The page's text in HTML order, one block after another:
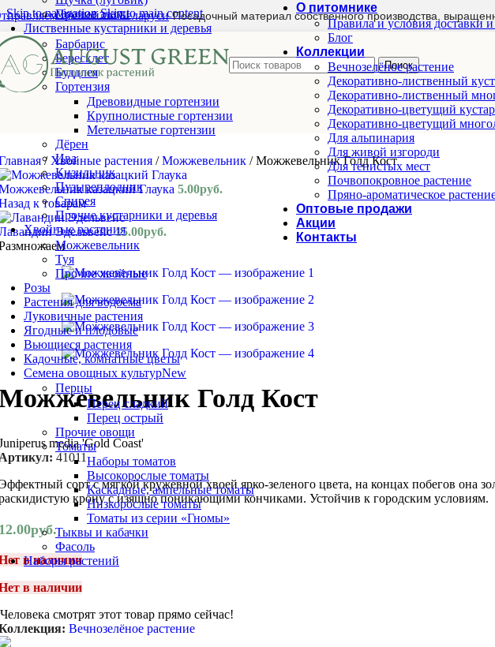
Skip to navigationSkip to main content
почтой по Беларуси Посадочный материал собственного производства,
Поиск
Прочие злаки
Лиственные кустарники и деревья
Барбарис
Бересклет
Буддлея
Гортензия
Древовидные гортензии
Крупнолистные гортензии
Метельчатые гортензии
Дёрен
Ива
Кизильник
Пузыреплодник
Спирея
Прочие кустарники и деревья
Хвойные растения
Можжевельник
Туя
Прочие хвойные
Розы
Растения для водоема
Луковичные растения
Ягодные и плодовые
Вьющиеся растения
Кадочные, комнатные цветы
Семена овощных культурNew
Перцы
Перец сладкий
Перец острый
Прочие овощи
Томаты
Наборы томатов
Высокорослые томаты
Каскадные, ампельные томаты
Низкорослые томаты
Томаты из серии «Гномы»
Тыквы и кабачки
Фасоль
Наборы растений
О питомнике
Правила и условия доставки
Блог
Коллекции
Вечнозелёное растение
Декоративно-лиственный
Декоративно-лиственный
Декоративно-цветущий
Декоративно-цветущий
Для альпинария
Для живой изгороди
Для тенистых мест
Почвопокровное растение
Пряно-ароматическое
Оптовые продажи
Акции
Контакты
/ Хвойные растения / Можжевельник / Можжевельник Голд Кост
казацкий Глаука 5.00руб.
к товарам
Эдельвейс15.00руб.
Голд Кост
media 'Gold Coast'
41011
сорт с мягкой кружевной хвоей ярко-зеленого цвета, на концах побегов она
крону с изящно поникающими кончиками. Устойчив к городским условиям.
руб.
в наличии
в наличии
Человека смотрят этот товар прямо сейчас!
Вечнозелёное растение